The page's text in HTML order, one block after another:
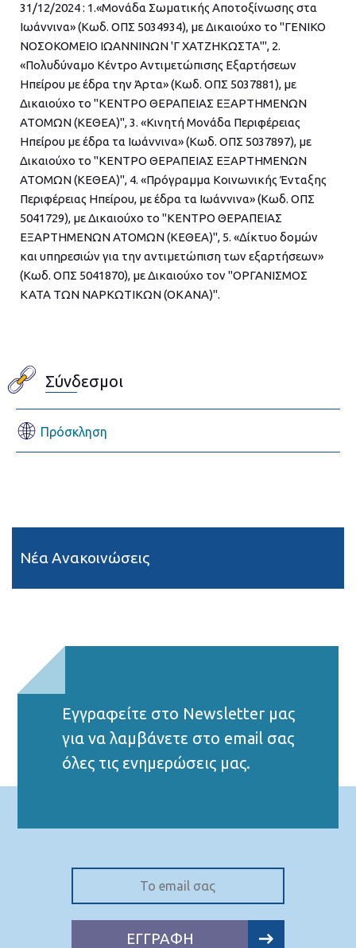
31/12/2024 : 1.«Μονάδα Σωματικής Αποτοξίνωσης στα
Ιωάννινα» (Κωδ. ΟΠΣ 5034934), με Δικαιούχο το "ΓΕΝΙΚΟ
ΝΟΣΟΚΟΜΕΙΟ ΙΩΑΝΝΙΝΩΝ 'Γ ΧΑΤΖΗΚΩΣΤΑ'", 2.
«Πολυδύναμο Κέντρο Αντιμετώπισης Εξαρτήσεων
Ηπείρου με έδρα την Άρτα» (Κωδ. ΟΠΣ 5037881), με
Δικαιούχο το "ΚΕΝΤΡΟ ΘΕΡΑΠΕΙΑΣ ΕΞΑΡΤΗΜΕΝΩΝ
ΑΤΟΜΩΝ (ΚΕΘΕΑ)", 3. «Κινητή Μονάδα Περιφέρειας
Ηπείρου με έδρα τα Ιωάννινα» (Κωδ. ΟΠΣ 5037897), με
Δικαιούχο το "ΚΕΝΤΡΟ ΘΕΡΑΠΕΙΑΣ ΕΞΑΡΤΗΜΕΝΩΝ
ΑΤΟΜΩΝ (ΚΕΘΕΑ)", 4. «Πρόγραμμα Κοινωνικής Ένταξης
Περιφέρειας Ηπείρου, με έδρα τα Ιωάννινα» (Κωδ. ΟΠΣ
5041729), με Δικαιούχο το "ΚΕΝΤΡΟ ΘΕΡΑΠΕΙΑΣ
ΕΞΑΡΤΗΜΕΝΩΝ ΑΤΟΜΩΝ (ΚΕΘΕΑ)", 5. «Δίκτυο δομών
και υπηρεσιών για την αντιμετώπιση των εξαρτήσεων»
(Κωδ. ΟΠΣ 5041870), με Δικαιούχο τον "ΟΡΓΑΝΙΣΜΟΣ
ΚΑΤΑ ΤΩΝ ΝΑΡΚΩΤΙΚΩΝ (ΟΚΑΝΑ)".
Σύνδεσμοι
Πρόσκληση
Νέα Ανακοινώσεις
Εγγραφείτε στο Νewsletter μας
για να λαμβάνετε στο email σας
όλες τις ενημερώσεις μας.
ΕΓΓΡΑΦΗ